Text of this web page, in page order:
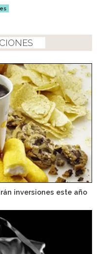
inversiones este año